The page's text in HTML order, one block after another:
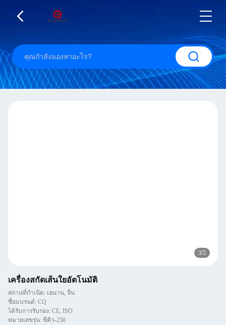
3/5
เครื่องสกัดเส้นใยอัตโนมัติ
สถานที่กำเนิด: เฮนาน, จีน
ชื่อแบรนด์: CQ
ได้รับการรับรอง: CE, ISO
หมายเลขรุ่น: ซีคิว-250